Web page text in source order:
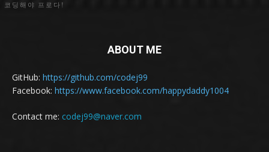
코딩해야 프로다!
ABOUT ME
GitHub: https://github.com/codej99
Facebook: https://www.facebook.com/happydaddy1004
Contact me: codej99@naver.com